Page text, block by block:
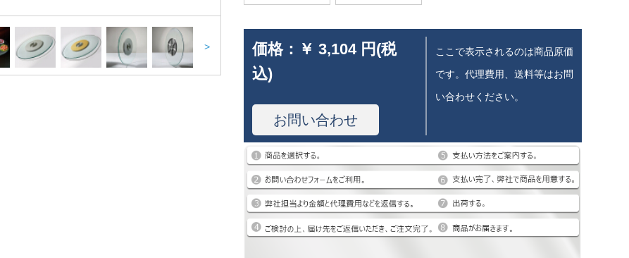
> 価格： ￥ 3,104 円(税
込)
お問い合わせ
ここで表示されるのは商品原価
です。代理費用、送料等はお問
い合わせください。